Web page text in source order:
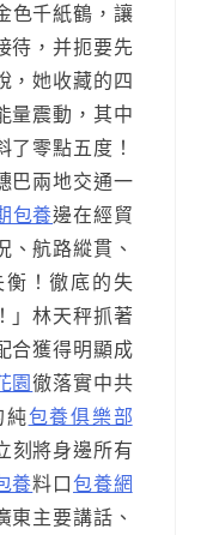
色千紙鶴，讓
待，并扼要先
，她收藏的四
量震動，其中
零點五度！
巴兩地交通一
包養邊在經貿
、航路縱貫、
！徹底的失
」林天秤抓著
合獲得明顯成
園徹落實中共
純包養俱樂部
刻將身邊所有
養料口包養網
東主要講話、